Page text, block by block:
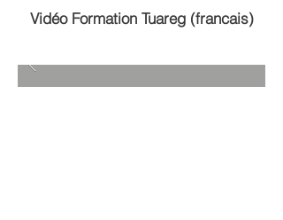
Vidéo Formation Tuareg (francais)